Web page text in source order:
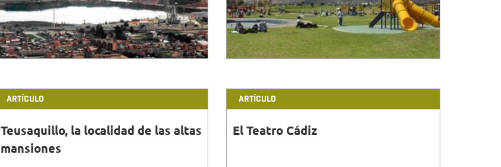
ARTÍCULO
Teusaquillo, la localidad de las altas
mansiones
ARTÍCULO
El Teatro Cádiz